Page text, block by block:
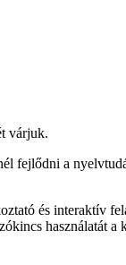
várjuk.
fejlődni a
és interaktív
használatát